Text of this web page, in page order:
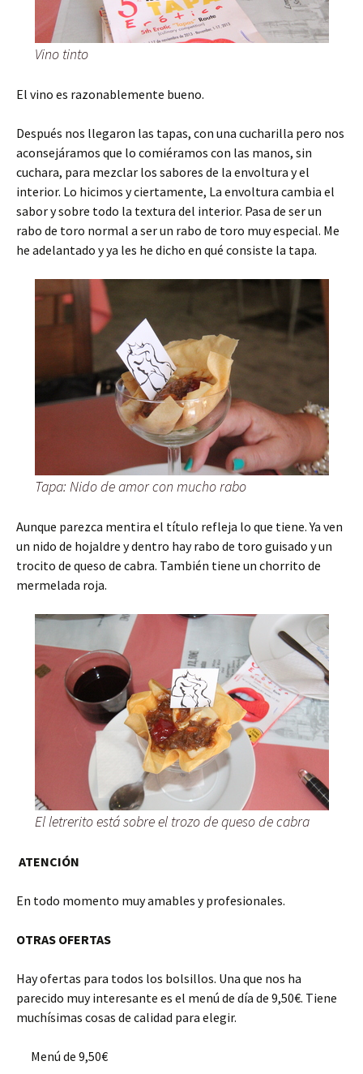
Vino tinto
El vino es razonablemente bueno.
Después nos llegaron las tapas, con una cucharilla pero nos
aconsejáramos que lo comiéramos con las manos, sin
cuchara, para mezclar los sabores de la envoltura y el
interior. Lo hicimos y ciertamente, La envoltura cambia el
sabor y sobre todo la textura del interior. Pasa de ser un
rabo de toro normal a ser un rabo de toro muy especial. Me
he adelantado y ya les he dicho en qué consiste la tapa.
Tapa: Nido de amor con mucho rabo
Aunque parezca mentira el título refleja lo que tiene. Ya ven
un nido de hojaldre y dentro hay rabo de toro guisado y un
trocito de queso de cabra. También tiene un chorrito de
mermelada roja.
El letrerito está sobre el trozo de queso de cabra
ATENCIÓN
En todo momento muy amables y profesionales.
OTRAS OFERTAS
Hay ofertas para todos los bolsillos. Una que nos ha
parecido muy interesante es el menú de día de 9,50€. Tiene
muchísimas cosas de calidad para elegir.
Menú de 9,50€